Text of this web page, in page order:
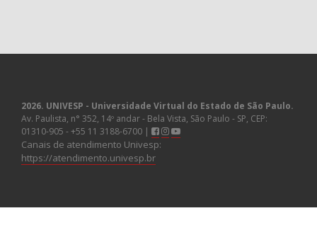
2026. UNIVESP - Universidade Virtual do Estado de São Paulo.
Av. Paulista, n° 352, 14º andar - Bela Vista, São Paulo - SP, CEP:
01310-905 - +55 11 3188-6700 |
Canais de atendimento Univesp:
https://atendimento.univesp.br